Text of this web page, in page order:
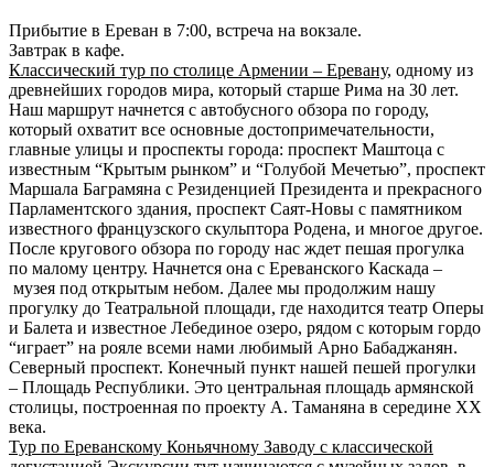
Прибытие в Ереван в 7:00, встреча на вокзале.
Завтрак в кафе.
Классический тур по столице Армении – Еревану, одному из
древнейших городов мира, который старше Рима на 30 лет.
Наш маршрут начнется с автобусного обзора по городу,
который охватит все основные достопримечательности,
главные улицы и проспекты города: проспект Маштоца с
известным “Крытым рынком” и “Голубой Мечетью”, проспект
Маршала Баграмяна с Резиденцией Президента и прекрасного
Парламентского здания, проспект Саят-Новы с памятником
известного французского скульптора Родена, и многое другое.
После кругового обзора по городу нас ждет пешая прогулка
по малому центру. Начнется она с Ереванского Каскада –
музея под открытым небом. Далее мы продолжим нашу
прогулку до Театральной площади, где находится театр Оперы
и Балета и известное Лебединое озеро, рядом с которым гордо
“играет” на рояле всеми нами любимый Арно Бабаджанян.
Северный проспект. Конечный пункт нашей пешей прогулки
– Площадь Республики. Это центральная площадь армянской
столицы, построенная по проекту А. Таманяна в середине XX
века.
Тур по Ереванскому Коньячному Заводу с классической